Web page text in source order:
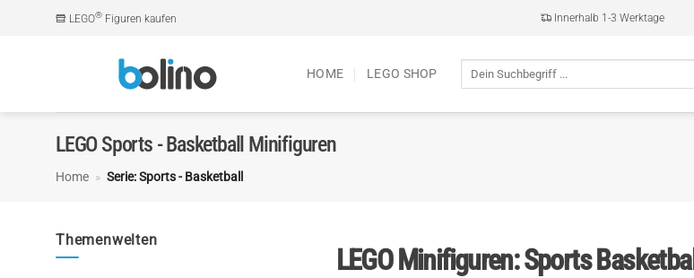
LEGO® Figuren kaufen Innerhalb 1-3 Werktage
HOME LEGO SHOP
Suche
LEGO Sports - Basketball Minifiguren
Home » Serie: Sports - Basketball
Themenwelten
LEGO Minifiguren: Sports Basketball